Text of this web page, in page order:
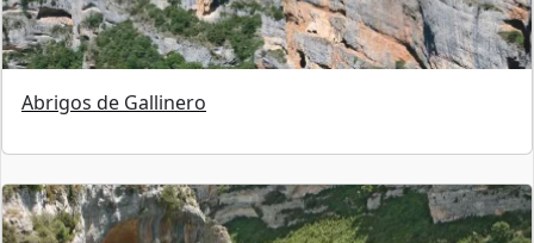
Abrigos de Gallinero